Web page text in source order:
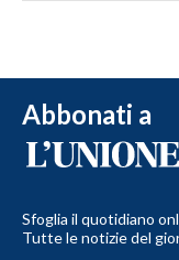
Abbonati a
Sfoglia il quotidiano
Tutte le notizie del